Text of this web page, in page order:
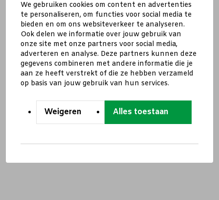
We gebruiken cookies om content en advertenties
te personaliseren, om functies voor social media te
bieden en om ons websiteverkeer te analyseren.
Ook delen we informatie over jouw gebruik van
onze site met onze partners voor social media,
adverteren en analyse. Deze partners kunnen deze
gegevens combineren met andere informatie die je
aan ze heeft verstrekt of die ze hebben verzameld
op basis van jouw gebruik van hun services.
Weigeren Alles toestaan